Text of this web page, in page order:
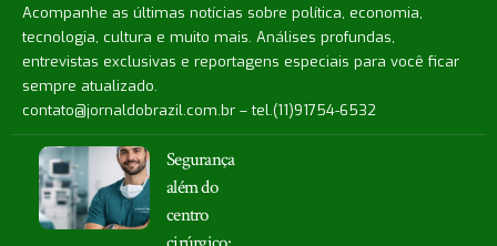
Acompanhe as últimas notícias sobre política, economia,
tecnologia, cultura e muito mais. Análises profundas,
entrevistas exclusivas e reportagens especiais para você ficar
sempre atualizado.
contato@jornaldobrazil.com.br – tel.(11)91754-6532
Segurança
além do
centro